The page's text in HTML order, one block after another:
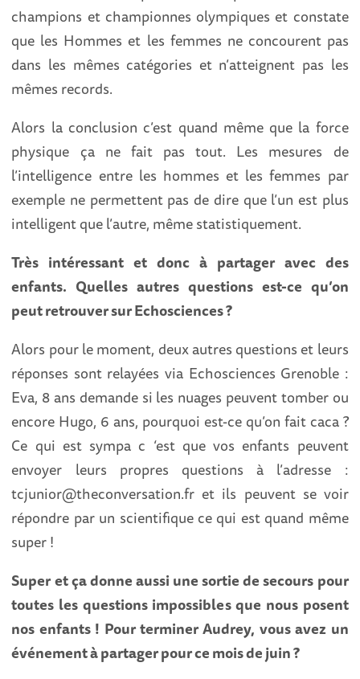
champions et championnes olympiques et constate
que les Hommes et les femmes ne concourent pas
dans les mêmes catégories et n’atteignent pas les
mêmes records.
Alors la conclusion c’est quand même que la force
physique ça ne fait pas tout. Les mesures de
l’intelligence entre les hommes et les femmes par
exemple ne permettent pas de dire que l’un est plus
intelligent que l’autre, même statistiquement.
Très intéressant et donc à partager avec des
enfants. Quelles autres questions est-ce qu’on
peut retrouver sur Echosciences ?
Alors pour le moment, deux autres questions et leurs
réponses sont relayées via Echosciences Grenoble :
Eva, 8 ans demande si les nuages peuvent tomber ou
encore Hugo, 6 ans, pourquoi est-ce qu’on fait caca ?
Ce qui est sympa c ‘est que vos enfants peuvent
envoyer leurs propres questions à l’adresse :
tcjunior@theconversation.fr et ils peuvent se voir
répondre par un scientifique ce qui est quand même
super !
Super et ça donne aussi une sortie de secours pour
toutes les questions impossibles que nous posent
nos enfants ! Pour terminer Audrey, vous avez un
événement à partager pour ce mois de juin ?